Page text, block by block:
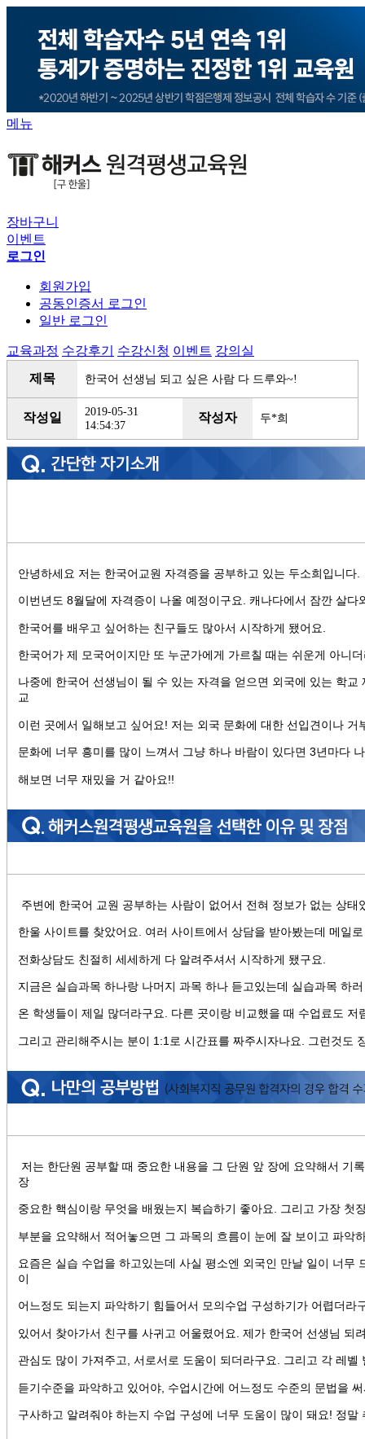
메뉴
장바구니
이벤트
로그인
회원가입
공동인증서 로그인
일반 로그인
교육과정 수강후기 수강신청 이벤트 강의실
제목
한국어 선생님 되고 싶은 사람 다 드루와~!
작성일
2019-05-31
14:54:37
작성자 두*희
안녕하세요 저는 한국어교원 자격증을 공부하고 있는 두소희입니다.
이번년도 8월달에 자격증이 나올 예정이구요. 캐나다에서 잠깐 살
한국어를 배우고 싶어하는 친구들도 많아서 시작하게 됐어요.
한국어가 제 모국어이지만 또 누군가에게 가르칠 때는 쉬운게 아니
나중에 한국어 선생님이 될 수 있는 자격을 얻으면 외국에 있는 학
교
이런 곳에서 일해보고 싶어요! 저는 외국 문화에 대한 선입견이나 거
문화에 너무 흥미를 많이 느껴서 그냥 하나 바람이 있다면 3년마다
해보면 너무 재밌을 거 같아요!!
주변에 한국어 교원 공부하는 사람이 없어서 전혀 정보가 없는 상
한울 사이트를 찾았어요. 여러 사이트에서 상담을 받아봤는데 메일
전화상담도 친절히 세세하게 다 알려주셔서 시작하게 됐구요.
지금은 실습과목 하나랑 나머지 과목 하나 듣고있는데 실습과목 하
온 학생들이 제일 많더라구요. 다른 곳이랑 비교했을 때 수업료도 저
그리고 관리해주시는 분이 1:1로 시간표를 짜주시자나요. 그런것도
저는 한단원 공부할 때 중요한 내용을 그 단원 앞 장에 요약해서 기
장
중요한 핵심이랑 무엇을 배웠는지 복습하기 좋아요. 그리고 가장 첫
부분을 요약해서 적어놓으면 그 과목의 흐름이 눈에 잘 보이고 파악
요즘은 실습 수업을 하고있는데 사실 평소엔 외국인 만날 일이 너무
이
어느정도 되는지 파악하기 힘들어서 모의수업 구성하기가 어렵더라
있어서 찾아가서 친구를 사귀고 어울렸어요. 제가 한국어 선생님 되
관심도 많이 가져주고, 서로서로 도움이 되더라구요. 그리고 각 레벨
듣기수준을 파악하고 있어야, 수업시간에 어느정도 수준의 문법을
구사하고 알려줘야 하는지 수업 구성에 너무 도움이 많이 돼요! 정말